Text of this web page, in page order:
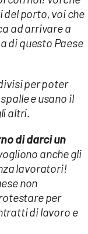
porto, voi che
ad arrivare a
di questo Paese
per poter
e usano il
altri.
di darci un
anche gli
lavoratori!
non
per
di lavoro e